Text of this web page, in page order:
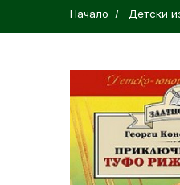
Начало Детски